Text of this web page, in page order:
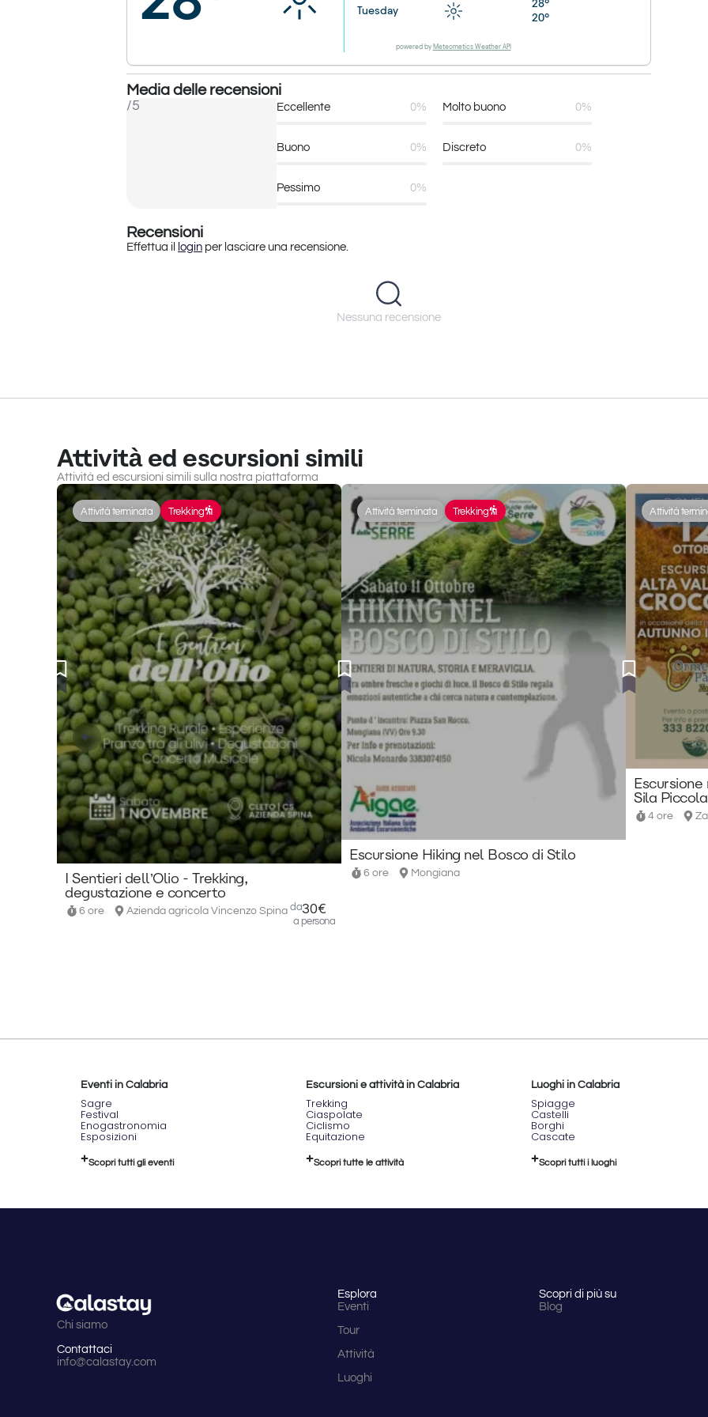
Tuesday
28°
20°
powered by Meteometics Weather API
Media delle recensioni
/5 Eccellente 0% Molto buono 0%
Buono 0% Discreto 0%
Pessimo 0%
Recensioni
Effettua il login per lasciare una recensione.
Nessuna recensione
Attività ed escursioni simili
Attività ed escursioni simili sulla nostra piattaforma
I Sentieri dell’Olio - Trekking,
degustazione e concerto
6 ore Azienda agricola Vincenzo Spina
Attività terminata Trekking
da30€
a persona
Escursione Hiking nel Bosco di Stilo
6 ore Mongiana
Attività terminata Trekking
Sila Piccola
4 ore
Attività
Eventi in Calabria
Sagre
Festival
Enogastronomia
Esposizioni
Scopri tutti gli eventi
Escursioni e attività in Calabria
Trekking
Ciaspolate
Ciclismo
Equitazione
Scopri tutte le attività
Luoghi in Calabria
Spiagge
Castelli
Borghi
Cascate
Scopri tutti i luoghi
Chi siamo
Contattaci
info@calastay.com
Esplora
Eventi
Tour
Attività
Luoghi
Scopri di più su
Blog